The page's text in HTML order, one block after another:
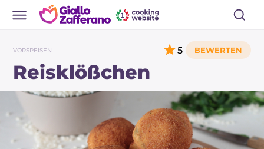
VORSPEISEN
Reisklößchen
5